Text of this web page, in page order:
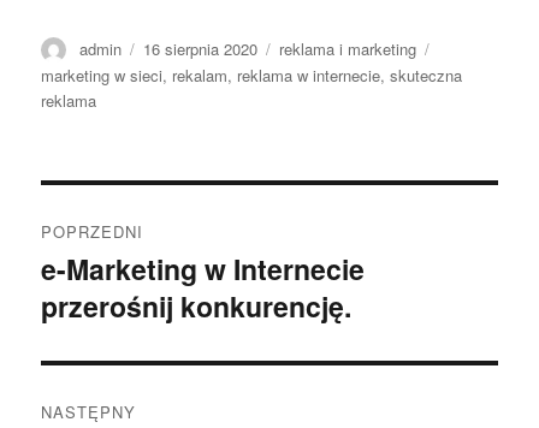
Autor
admin
Data
publikacji
16 sierpnia 2020 Kategorie
reklama i marketing
marketing w sieci, rekalam, reklama w internecie,skuteczna
reklama
wpisu
POPRZEDNI
Poprzedni
wpis:
e-Marketing w Internecie
przerośnij konkurencję.
NASTĘPNY